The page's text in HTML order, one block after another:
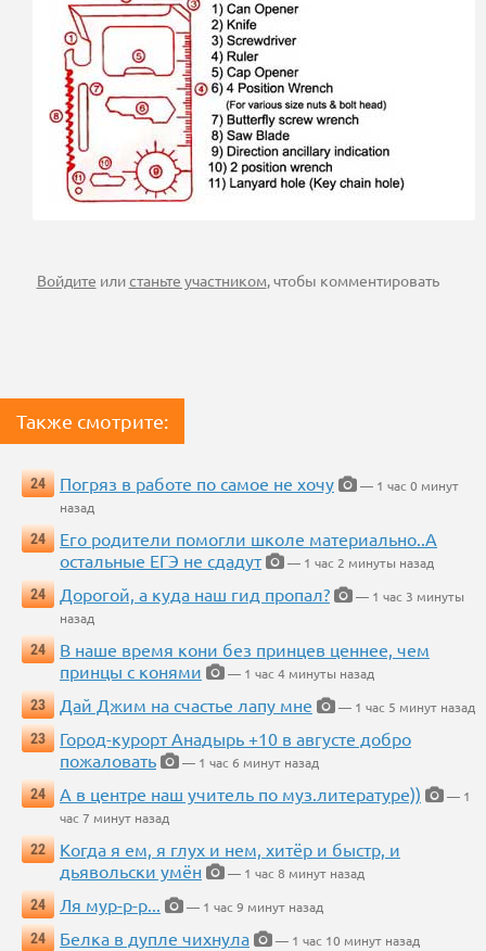
Войдите илистаньте участником, чтобы комментировать
Также смотрите:
24 Погряз в работе по самое не хочу
— 1 час 0 минут
назад
24
Его родители помогли школе материально..А
остальные ЕГЭ не сдадут
— 1 час 2 минуты назад
24
Дорогой, а куда наш гид пропал?
— 1 час 3 минуты
назад
24
В наше время кони без принцев ценнее, чем
принцы с конями
— 1 час 4 минуты назад
23
Дай Джим на счастье лапу мне
— 1 час 5 минут назад
23
Город-курорт Анадырь +10 в августе добро
пожаловать
— 1 час 6 минут назад
24
А в центре наш учитель по муз.литературе))
— 1
час 7 минут назад
22
Когда я ем, я глух и нем, хитёр и быстр, и
дьявольски умён
— 1 час 8 минут назад
24
Ля мур-р-р...
— 1 час 9 минут назад
24
Белка в дупле чихнула — 1 час 10 минут назад